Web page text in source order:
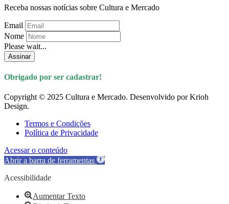
Receba nossas notícias sobre Cultura e Mercado
Email
Nome
Please wait...
Assinar
Obrigado por ser cadastrar!
Copyright © 2025 Cultura e Mercado. Desenvolvido por Krioh
Design.
Termos e Condições
Política de Privacidade
Acessar o conteúdo
Abrir a barra de ferramentas
Acessibilidade
Aumentar Texto